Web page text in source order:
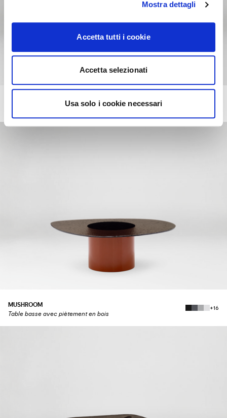
Mostra dettagli
Accetta tutti i cookie
Accetta selezionati
Usa solo i cookie necessari
MUSHROOM
Table basse avec piètement en bois
+16